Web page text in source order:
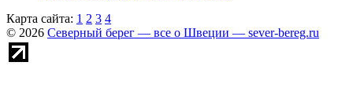
Карта сайта: 1 2 3 4
© 2026 Северный берег — все о Швеции — sever-bereg.ru